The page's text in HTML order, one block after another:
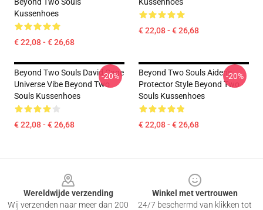
Kussenhoes
€ 22,08 - € 26,68
€ 22,08 - € 26,68
Beyond Two Souls David Cage
Universe Vibe Beyond Two
Souls Kussenhoes
€ 22,08 - € 26,68
-20%
Beyond Two Souls Aiden's
Protector Style Beyond Two
Souls Kussenhoes
€ 22,08 - € 26,68
-20%
Wereldwijde verzending
Wij verzenden naar meer dan 200
Winkel met vertrouwen
24/7 beschermd van klikken tot